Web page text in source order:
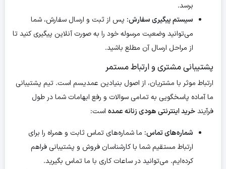
برسد.
سیستم پیگیری سفارش: پس از ثبت و ارسال سفارش، شما
می‌توانید وضعیت مرسوله خود را به صورت آنلاین پیگیری کنید تا
از مراحل ارسال آن مطلع باشید.
پشتیبانی مشتری و ارتباط مستمر
ارتباط موثر با مشتریان، از اصول بنیادین عمدیسم است. تیم پشتیبانی
ما آماده پاسخگویی به تمامی سوالات و رفع ابهامات شما در طول
فرآیندخرید اینترنتی هودی زنانه عمده است:
شماره‌های تماس: ما شماره‌های تماس ثابت و همراه را برای
ارتباط مستقیم شما با کارشناسان فروش و پشتیبانی فراهم
کرده‌ایم. می‌توانید در ساعات کاری با ما تماس بگیرید.